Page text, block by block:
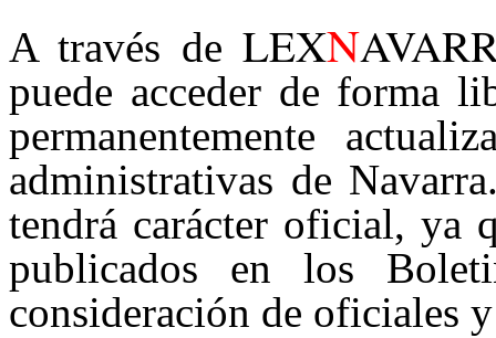
A través de LEXN
puede acceder de forma
permanentemente
administrativas de
tendrá carácter oficial, ya
publicados en los
consideración de oficiales